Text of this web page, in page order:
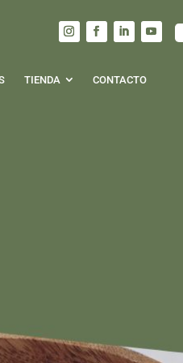
TIENDA CONTACTO